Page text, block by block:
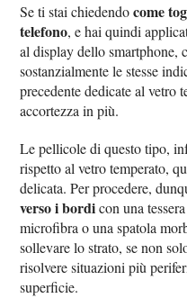
Se ti stai chiedendocome
telefono, e hai quindi
al display dello smartphone,
sostanzialmente le stesse
precedente dedicate al vetro
accortezza in più.
Le pellicole di questo tipo,
rispetto al vetro temperato,
delicata. Per procedere,
verso i bordicon una
microfibra o una spatola
sollevare lo strato, se non
risolvere situazioni più
superficie.